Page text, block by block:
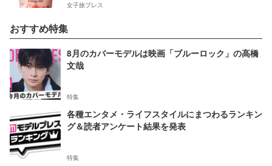
女子旅プレス
おすすめ特集
8月のカバーモデルは映画「ブルーロック」の高橋
文哉
特集
各種エンタメ・ライフスタイルにまつわるランキン
グ＆読者アンケート結果を発表
特集